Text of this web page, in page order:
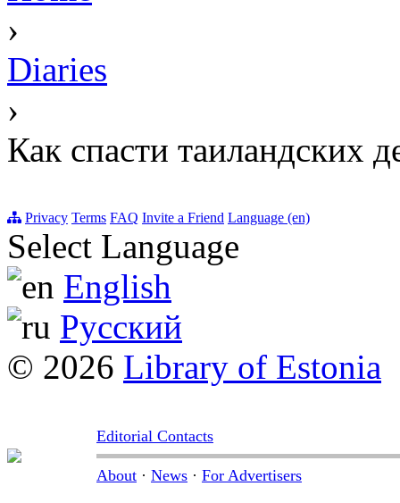
›
Diaries
›
Как спасти таиландских
Privacy Terms FAQ Invite a Friend Language (en)
Select Language
English
Русский
© 2026 Library of Estonia
Editorial Contacts
About · News · For Advertisers